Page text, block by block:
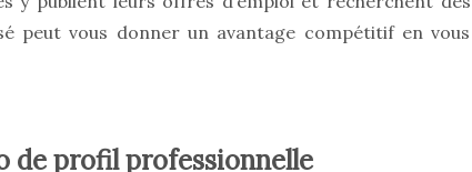
peut vous donner un avantage compétitif en vous
de profil professionnelle